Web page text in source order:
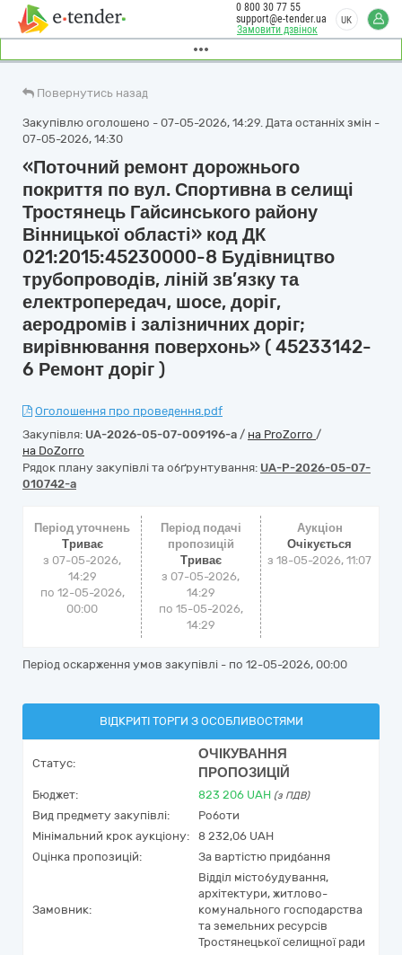
Замовити дзвінок
0 800 30 77 55
support@e-tender.ua
UK
Повернутись назад
Закупівлю оголошено - 07-05-2026, 14:29. Дата останніх змін -
07-05-2026, 14:30
«Поточний ремонт дорожнього
покриття по вул. Спортивна в селищі
Тростянець Гайсинського району
Вінницької області» код ДК
021:2015:45230000-8 Будівництво
трубопроводів, ліній зв’язку та
електропередач, шосе, доріг,
аеродромів і залізничних доріг;
вирівнювання поверхонь» ( 45233142-
6 Ремонт доріг )
Оголошення про проведення.pdf
Закупівля: UA-2026-05-07-009196-a / на ProZorro /
на DoZorro
Рядок плану закупівлі та обґрунтування: UA-P-2026-05-07-
010742-a
Період уточнень
Триває
з 07-05-2026,
14:29
по 12-05-2026,
00:00
Період подачі
пропозицій
Триває
з 07-05-2026,
14:29
по 15-05-2026,
14:29
Аукціон
Очікується
з18-05-2026, 11:07
Період оскарження умов закупівлі - по 12-05-2026, 00:00
ВІДКРИТІ ТОРГИ З ОСОБЛИВОСТЯМИ
Статус:
ОЧІКУВАННЯ
ПРОПОЗИЦІЙ
Бюджет: 823 206 UAH (з ПДВ)
Вид предмету закупівлі:
Роботи
Мінімальний крок аукціону:
8 232,06 UAH
Оцінка пропозицій:
За вартістю придбання
Замовник:
Відділ містобудування,
архітектури, житлово-
комунального господарства
та земельних ресурсів
Тростянецької селищної ради